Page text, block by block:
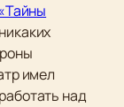
имел
над